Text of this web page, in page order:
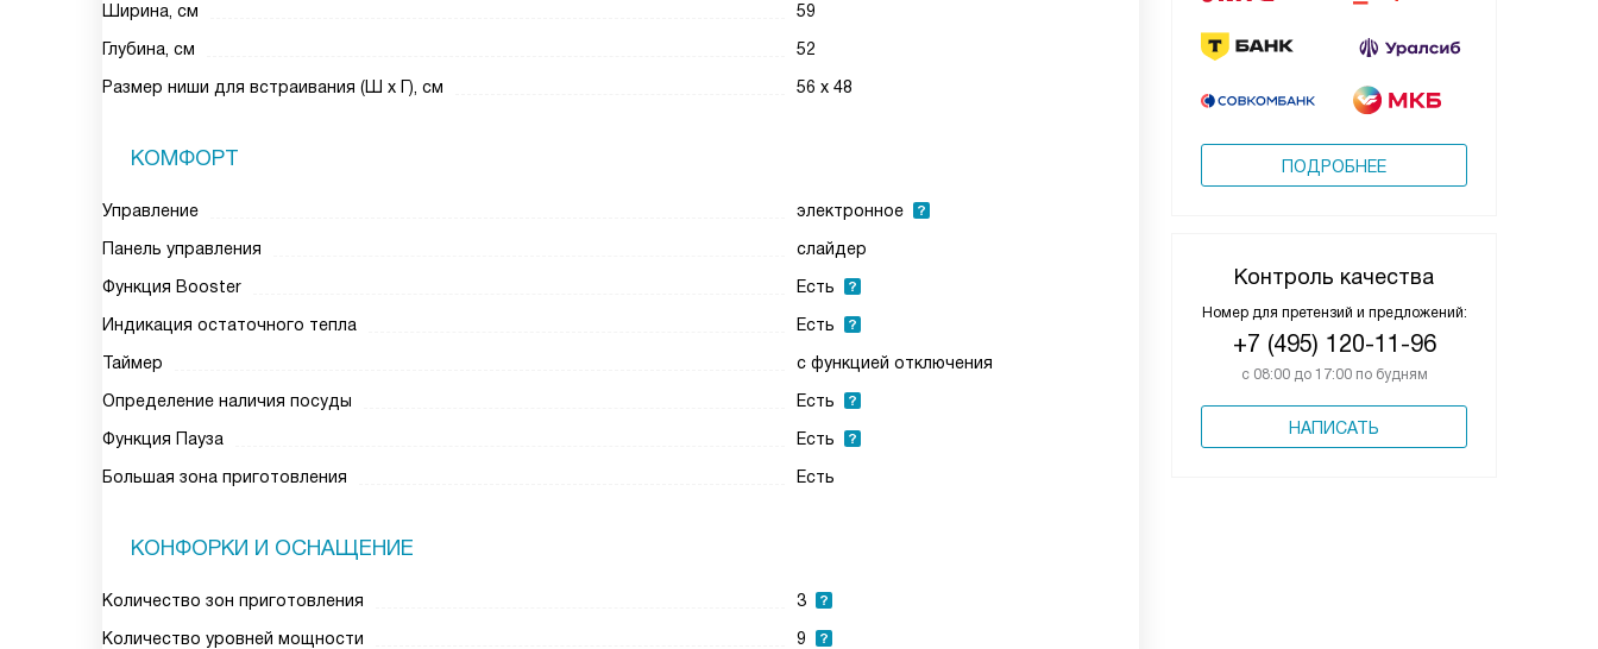
ПОДРОБНЕЕ
Контроль качества
Номер для претензий и предложений:
+7 (495) 120-11-96
с 08:00 до 17:00 по будням
НАПИСАТЬ
Ширина, см
59
Глубина, см
52
Размер ниши для встраивания (Ш х Г), см
56 х 48
КОМФОРТ
Управление
электронное
Панель управления
слайдер
Функция Booster
Есть
Индикация остаточного тепла
Есть
Таймер
с функцией отключения
Определение наличия посуды
Есть
Функция Пауза
Есть
Большая зона приготовления
Есть
КОНФОРКИ И ОСНАЩЕНИЕ
Количество зон приготовления
3
Количество уровней мощности
9